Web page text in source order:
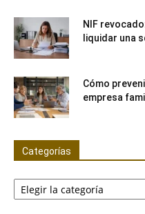
NIF
liquidar una
Cómo
empresa
Categorías
Categorías